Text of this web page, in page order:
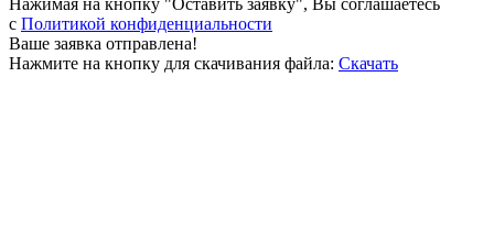
Нажимая на кнопку "Оставить заявку", Вы соглашаетесь
c Политикой конфиденциальности
Ваше заявка отправлена!
Нажмите на кнопку для скачивания файла: Скачать